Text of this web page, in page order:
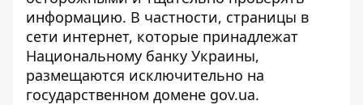
информацию. В частности, страницы в
сети интернет, которые принадлежат
Национальному банку Украины,
размещаются исключительно на
государственном домене gov.ua.